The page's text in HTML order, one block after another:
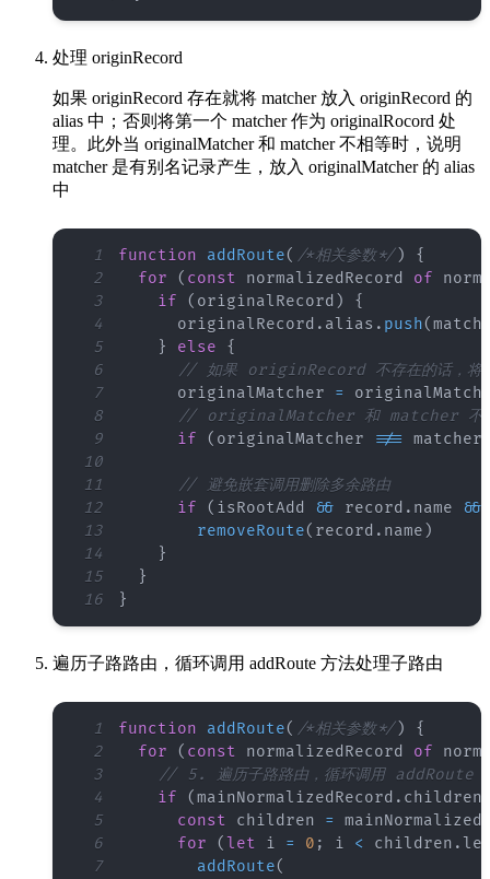
处理 originRecord
如果 originRecord 存在就将 matcher 放入 originRecord 的
alias 中；否则将第一个 matcher 作为 originalRocord 处
理。此外当 originalMatcher 和 matcher 不相等时，说明
matcher 是有别名记录产生，放入 originalMatcher 的 alias
中
1 function addRoute( /*相关参数*/)
{
2
for ( const normalizedRecord of
3
if ( originalRecord )
{
4
      originalRecord
. alias . push(
5
} else
{
6
// 如果 originRecord 不存在的话，
7
      originalMatcher
=
8
// originalMatcher 和 matcher 不相
9
if ( originalMatcher !== matcher
10
11
// 避免嵌套调用删除多余路由
12
if ( isRootAdd && record . name
&&
13
removeRoute( record . name )
14
}
15
}
16
}
遍历子路路由，循环调用 addRoute 方法处理子路由
1 function addRoute( /*相关参数*/)
{
2
for ( const normalizedRecord of
3
// 5. 遍历子路路由，循环调用 addRoute
4
if (mainNormalizedRecord . children
5
const children =
6
for (let i = 0 ; i < children .
7
addRoute(